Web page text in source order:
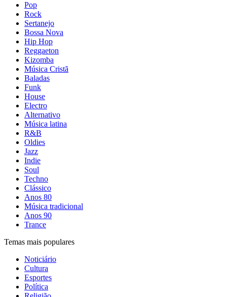
Pop
Rock
Sertanejo
Bossa Nova
Hip Hop
Reggaeton
Kizomba
Música Cristã
Baladas
Funk
House
Electro
Alternativo
Música latina
R&B
Oldies
Jazz
Indie
Soul
Techno
Clássico
Anos 80
Música tradicional
Anos 90
Trance
Temas mais populares
Noticiário
Cultura
Esportes
Política